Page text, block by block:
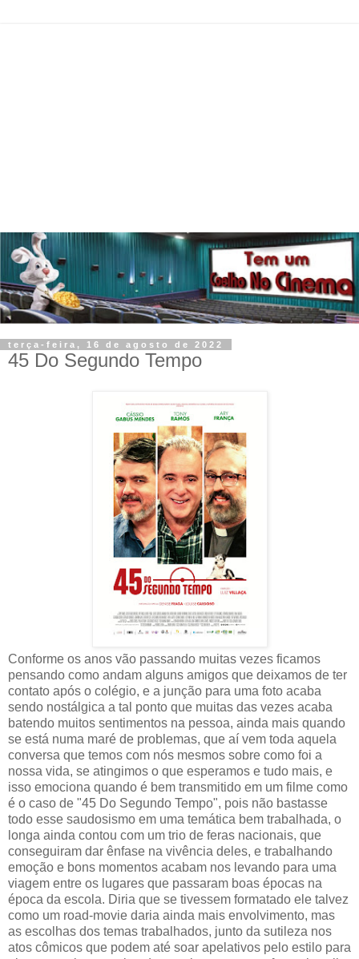
terça-feira, 16 de agosto de 2022
45 Do Segundo Tempo
Conforme os anos vão passando muitas vezes ficamos
pensando como andam alguns amigos que deixamos de ter
contato após o colégio, e a junção para uma foto acaba
sendo nostálgica a tal ponto que muitas das vezes acaba
batendo muitos sentimentos na pessoa, ainda mais quando
se está numa maré de problemas, que aí vem toda aquela
conversa que temos com nós mesmos sobre como foi a
nossa vida, se atingimos o que esperamos e tudo mais, e
isso emociona quando é bem transmitido em um filme como
é o caso de "45 Do Segundo Tempo", pois não bastasse
todo esse saudosismo em uma temática bem trabalhada, o
longa ainda contou com um trio de feras nacionais, que
conseguiram dar ênfase na vivência deles, e trabalhando
emoção e bons momentos acabam nos levando para uma
viagem entre os lugares que passaram boas épocas na
época da escola. Diria que se tivessem formatado ele talvez
como um road-movie daria ainda mais envolvimento, mas
as escolhas dos temas trabalhados, junto da sutileza nos
atos cômicos que podem até soar apelativos pelo estilo para